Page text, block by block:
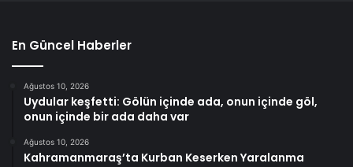
En Güncel Haberler
Ağustos 10, 2026
Uydular keşfetti: Gölün içinde ada, onun içinde göl,
onun içinde bir ada daha var
Ağustos 10, 2026
Kahramanmaraş’ta Kurban Keserken Yaralanma